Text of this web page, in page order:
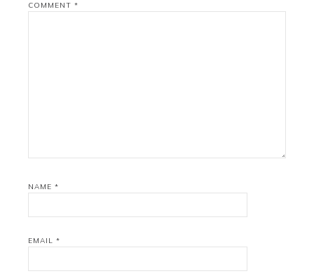
COMMENT *
NAME *
EMAIL *